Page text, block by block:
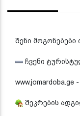
შენი მოგონებები
ჩვენი
www.jomardoba.ge
შეკრების